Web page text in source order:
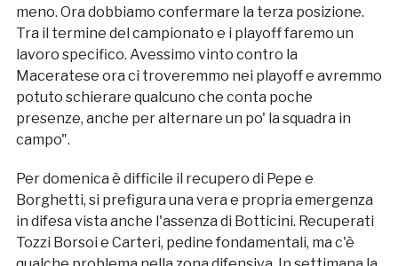
meno. Ora dobbiamo confermare la terza posizione.
Tra il termine del campionato e i playoff faremo un
lavoro specifico. Avessimo vinto contro la
Maceratese ora ci troveremmo nei playoff e avremmo
potuto schierare qualcuno che conta poche
presenze, anche per alternare un po' la squadra in
campo".
Per domenica è difficile il recupero di Pepe e
Borghetti, si prefigura una vera e propria emergenza
in difesa vista anche l'assenza di Botticini. Recuperati
Tozzi Borsoi e Carteri, pedine fondamentali, ma c'è